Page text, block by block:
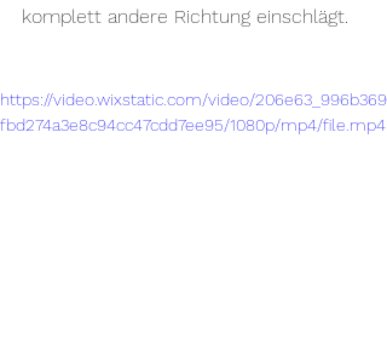
komplett andere Richtung einschlägt.
https://video.wixstatic.com/video/206e63_996b369
fbd274a3e8c94cc47cdd7ee95/1080p/mp4/file.mp4